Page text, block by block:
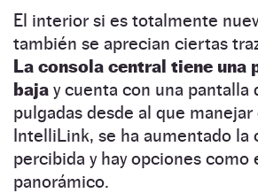
El interior si es totalmente
también se aprecian ciertas
La consola central tiene una
baja y cuenta con una pantalla
pulgadas desde al que
IntelliLink, se ha aumentado la
percibida y hay opciones como
panorámico.